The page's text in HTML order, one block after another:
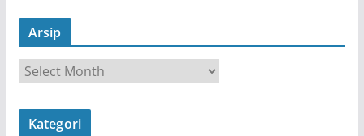
Arsip
s
Kategori